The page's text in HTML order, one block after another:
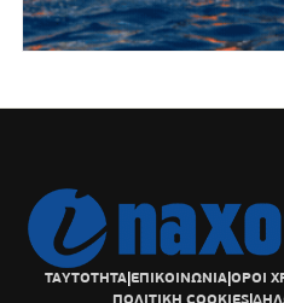
ΤΑΥΤΟΤΗΤΑ|ΕΠΙΚΟΙΝΩΝΙΑ|ΟΡΟΙ